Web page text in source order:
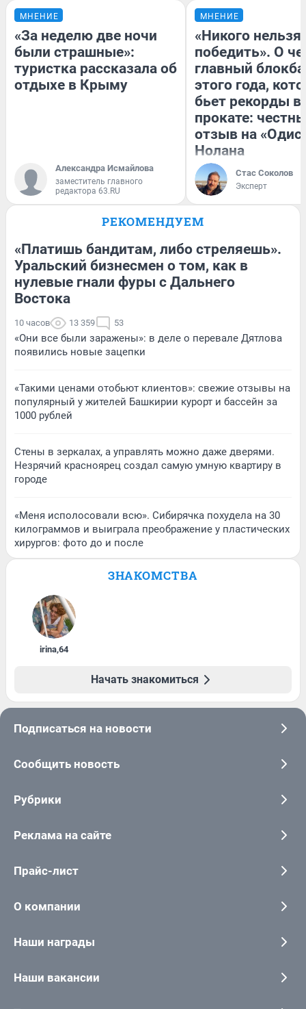
МНЕНИЕ
«За неделю две ночи
были страшные»:
туристка рассказала об
отдыхе в Крыму
Александра Исмайлова
заместитель главного
редактора 63.RU
МНЕНИЕ
«Никого нельзя
победить». О
главный
этого года,
бьет рекорды в
прокате:
отзыв на
Нолана
Стас Соколов
Эксперт
РЕКОМЕНДУЕМ
«Платишь бандитам, либо стреляешь».
Уральский бизнесмен о том, как в
нулевые гнали фуры с Дальнего
Востока
10 часов 13 359 53
«Они все были заражены»: в деле о перевале Дятлова
появились новые зацепки
«Такими ценами отобьют клиентов»: свежие отзывы на
популярный у жителей Башкирии курорт и бассейн за
1000 рублей
Стены в зеркалах, а управлять можно даже дверями.
Незрячий красноярец создал самую умную квартиру в
городе
«Меня исполосовали всю». Сибирячка похудела на 30
килограммов и выиграла преображение у пластических
хирургов: фото до и после
ЗНАКОМСТВА
irina,64
Начать знакомиться
Подписаться на новости
Сообщить новость
Рубрики
Реклама на сайте
Прайс-лист
О компании
Наши награды
Наши вакансии